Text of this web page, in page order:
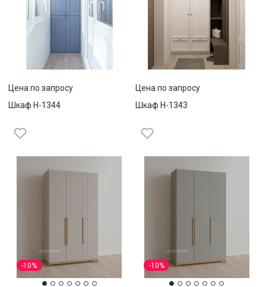
Цена по запросу
Шкаф Н-1344
Цена по запросу
Шкаф Н-1343
-10% -10%